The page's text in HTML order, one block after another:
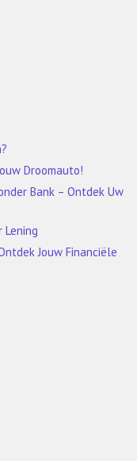
Droomauto!
Bank – Ontdek Uw
Lening
Jouw Financiële